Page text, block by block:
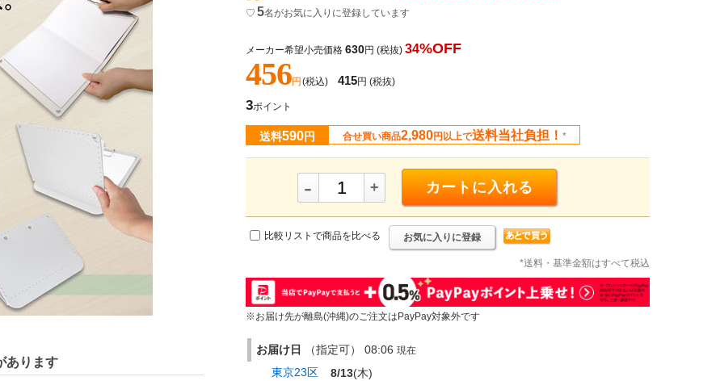
♡ 5名がお気に入りに登録しています
メーカー希望小売価格 630円 (税抜) 34%OFF
456円 (税込) 415円 (税抜)
3ポイント
送料590円 合せ買い商品2,980円以上で送料当社負担！ *
- + カートに入れる
比較リストで商品を比べる お気に入りに登録
*送料・基準金額はすべて税込
※お届け先が離島(沖縄)のご注文はPayPay対象外です
お届け日 （指定可） 08:06 現在
東京23区 8/13(木)
あります